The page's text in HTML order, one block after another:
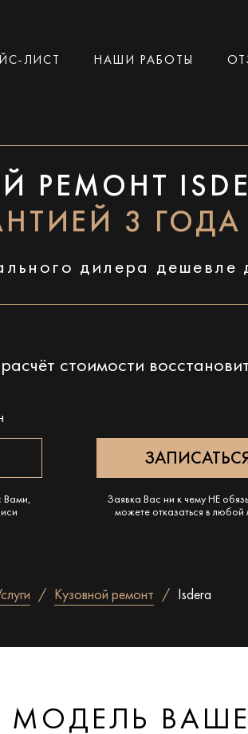
ЛИСТ НАШИ РАБОТЫ
РЕМОНТ
3 ГОДА
дилера дешевле
расчёт стоимости
Вами,
Заявка Вас ни к чему НЕ
можете отказаться в любой
Кузовной ремонт Isdera
МОДЕЛЬ